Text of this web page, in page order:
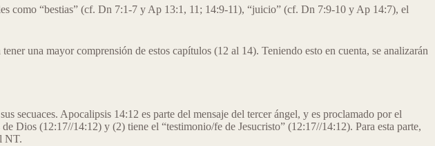
como “bestias” (cf. Dn 7:1-7 y Ap 13:1, 11; 14:9-11), “juicio” (cf. Dn 7:9-10 y Ap 14:7), el
una mayor comprensión de estos capítulos (12 al 14). Teniendo esto en cuenta, se analizarán
secuaces. Apocalipsis 14:12 es parte del mensaje del tercer ángel, y es proclamado por el
Dios (12:17//14:12) y (2) tiene el “testimonio/fe de Jesucristo” (12:17//14:12). Para esta parte,
NT.